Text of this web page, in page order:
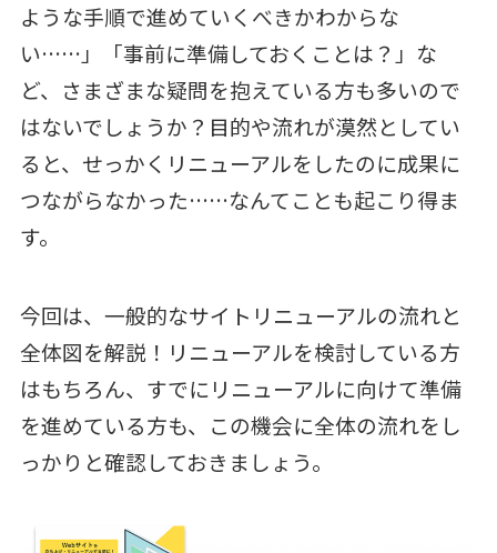
ような手順で進めていくべきかわからな
い……」「事前に準備しておくことは？」な
ど、さまざまな疑問を抱えている方も多いので
はないでしょうか？目的や流れが漠然としてい
ると、せっかくリニューアルをしたのに成果に
つながらなかった……なんてことも起こり得ま
す。
今回は、一般的なサイトリニューアルの流れと
全体図を解説！リニューアルを検討している方
はもちろん、すでにリニューアルに向けて準備
を進めている方も、この機会に全体の流れをし
っかりと確認しておきましょう。